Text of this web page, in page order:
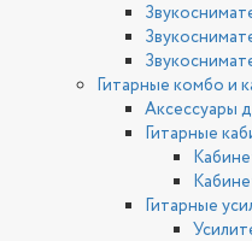
Гитарные комбо и
Аксессуары
Гитарные
Гитарные